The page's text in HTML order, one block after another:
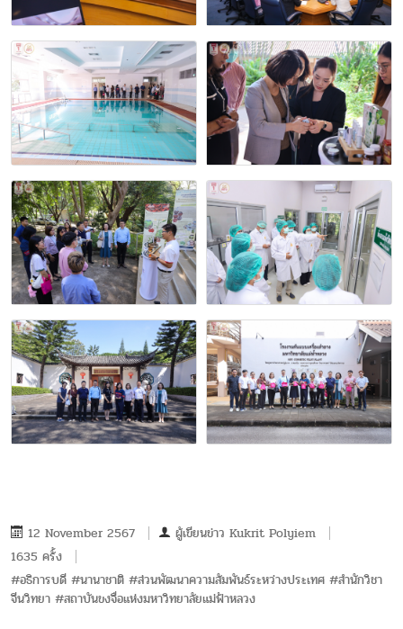
12 November 2567 ผู้เขียนข่าว Kukrit Polyiem
1635 ครั้ง
#อธิการบดี #นานาชาติ #ส่วนพัฒนาความสัมพันธ์ระหว่างประเทศ #สำนักวิชา
จีนวิทยา #สถาบันขงจื่อแห่งมหาวิทยาลัยแม่ฟ้าหลวง